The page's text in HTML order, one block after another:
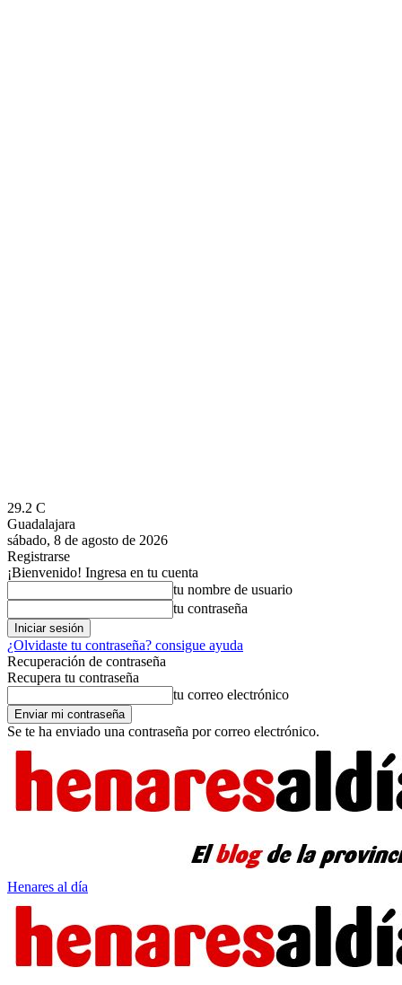
29.2 C
Guadalajara
sábado, 8 de agosto de 2026
Registrarse
¡Bienvenido! Ingresa en tu cuenta
tu nombre de usuario
tu contraseña
¿Olvidaste tu contraseña? consigue ayuda
Recuperación de contraseña
Recupera tu contraseña
tu correo electrónico
Se te ha enviado una contraseña por correo electrónico.
Henares al día